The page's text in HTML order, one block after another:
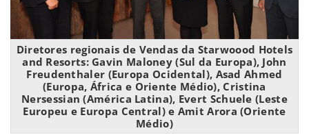
Diretores regionais de Vendas da Starwoood Hotels
and Resorts: Gavin Maloney (Sul da Europa), John
Freudenthaler (Europa Ocidental), Asad Ahmed
(Europa, África e Oriente Médio), Cristina
Nersessian (América Latina), Evert Schuele (Leste
Europeu e Europa Central) e Amit Arora (Oriente
Médio)